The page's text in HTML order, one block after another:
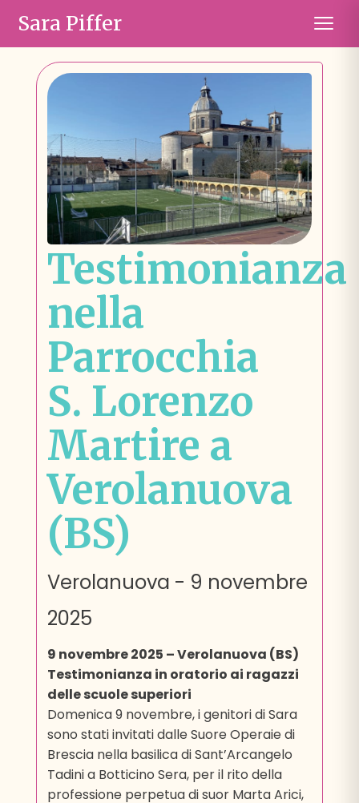
Sara Piffer
Testimonianza
nella
Parrocchia
S. Lorenzo
Martire a
Verolanuova
(BS)
Verolanuova - 9 novembre
2025
9 novembre 2025 – Verolanuova (BS)
Testimonianza in oratorio ai ragazzi
delle scuole superiori
Domenica 9 novembre, i genitori di Sara
sono stati invitati dalle Suore Operaie di
Brescia nella basilica di Sant’Arcangelo
Tadini a Botticino Sera, per il rito della
professione perpetua di suor Marta Arici,